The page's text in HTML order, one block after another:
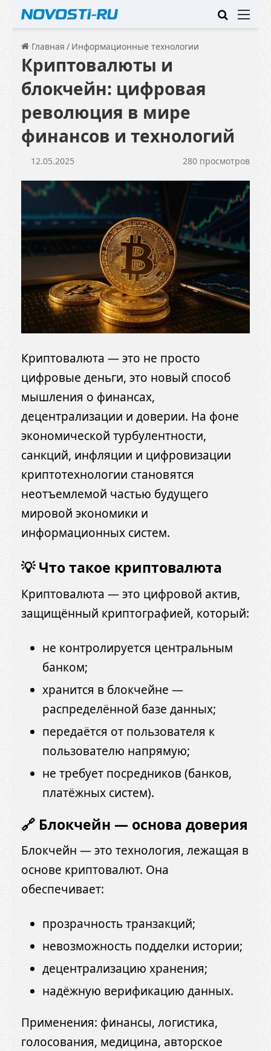
Искать
Главная / Информационные технологии
Криптовалюты и
блокчейн: цифровая
революция в мире
финансов и технологий
12.05.2025 280 просмотров
Криптовалюта — это не просто
цифровые деньги, это новый способ
мышления о финансах,
децентрализации и доверии. На фоне
экономической турбулентности,
санкций, инфляции и цифровизации
криптотехнологии становятся
неотъемлемой частью будущего
мировой экономики и
информационных систем.
💡 Что такое криптовалюта
Криптовалюта — это цифровой актив,
защищённый криптографией, который:
не контролируется центральным
банком;
хранится в блокчейне —
распределённой базе данных;
передаётся от пользователя к
пользователю напрямую;
не требует посредников (банков,
платёжных систем).
🔗 Блокчейн — основа доверия
Блокчейн — это технология, лежащая в
основе криптовалют. Она
обеспечивает:
прозрачность транзакций;
невозможность подделки истории;
децентрализацию хранения;
надёжную верификацию данных.
Применения: финансы, логистика,
голосования, медицина, авторское